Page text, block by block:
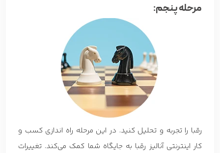
مرحله پنجم:
رقبا را تجربه و تحلیل کنید. در این مرحله راه اندازی کسب و
کار اینترنتی آنالیز رقبا به جایگاه شما کمک می‌کند. تغییرات